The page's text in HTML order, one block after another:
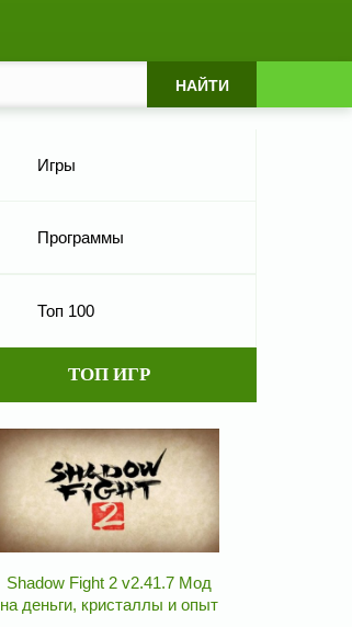
Игры
Программы
Топ 100
ТОП ИГР
Shadow Fight 2 v2.41.7 Мод
на деньги, кристаллы и опыт